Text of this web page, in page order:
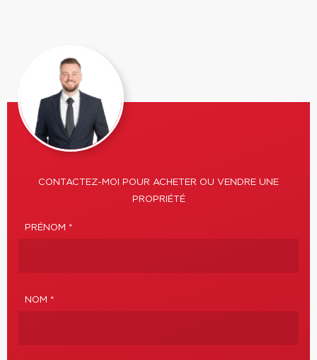
CONTACTEZ-MOI POUR ACHETER OU VENDRE UNE
PROPRIÉTÉ
PRÉNOM *
NOM *